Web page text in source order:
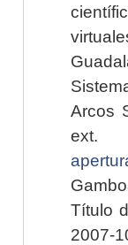
Arcos
Título
2007-